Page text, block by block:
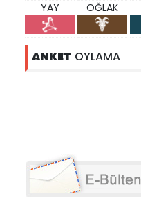
YAY OĞLAK
ANKET OYLAMA